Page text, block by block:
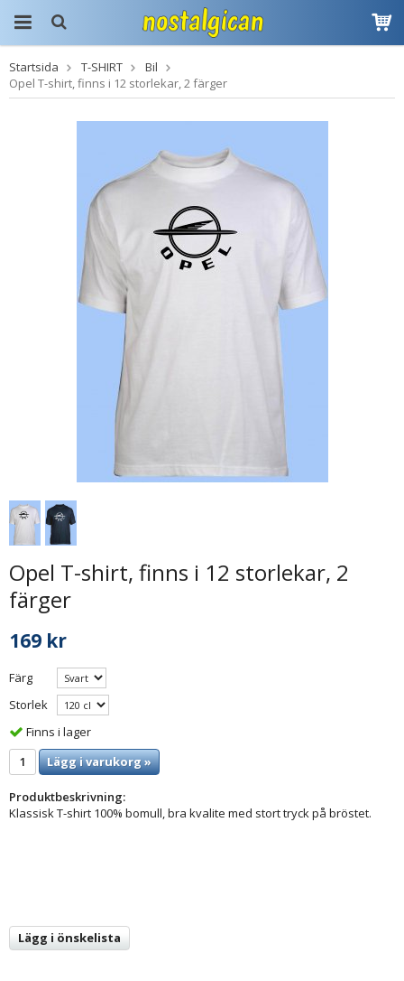
Produkten har blivit
tillagd i varukorgen
Startsida T-SHIRT
Bil
Opel T-shirt, finns i 12 storlekar, 2 färger
Opel T-shirt, finns i 12 storlekar, 2
färger
169 kr
Färg
Storlek
Finns i lager
Lägg i varukorg »
Produktbeskrivning:
Klassisk T-shirt 100% bomull, bra kvalite med stort tryck på bröstet.
Lägg i önskelista